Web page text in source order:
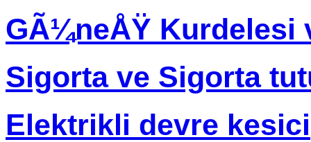
GÃ¼neÅŸ Kurdelesi
Sigorta ve Sigorta
Elektrikli devre kesici